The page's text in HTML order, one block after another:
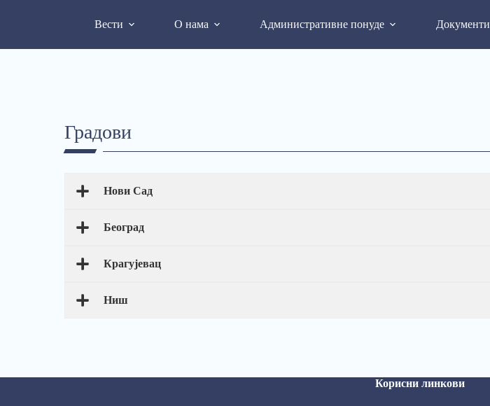
Вести О нама Административне понуде Документи
Градови
Нови Сад
Београд
Крагујевац
Ниш
Корисни линкови